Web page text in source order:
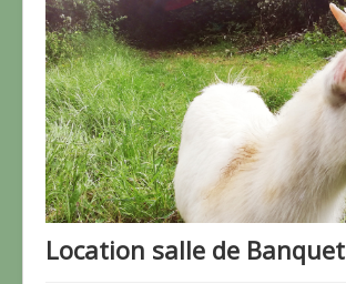
Location salle de Banquet